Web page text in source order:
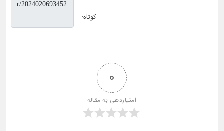
کوتاه:
0
امتیازدهی به مقاله